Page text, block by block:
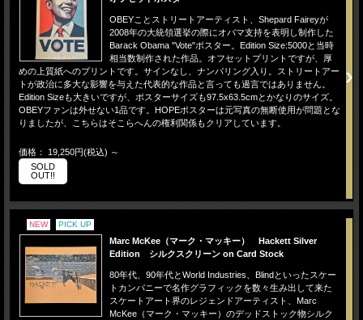
OBEYことストリートアーティスト、Shepard Faireyが
2008年の大統領選挙の際にオバマ支持を表明し制作した
Barack Obama "Vote"ポスター。Edition Size:5000と当時
相当数制作された作品。オフセットプリントですが、厚
めの上質紙へのプリントです。サインなし、ナンバリング入り。ストリートアー
トが政治に多大な影響を与えた代表的な作品と言っても過言ではありません。
Edition Sizeも大きいですが、ポスターサイズも97.5x63.5cmとかなりのサイズ。
OBEYファンは外せない1品です。HOPEポスターは元写真の無断使用が問題とな
りましたが、こちらはそこらへんの権利関係もクリアしています。
価格： 19,250円(税込) ～
SOLD
OUT!!
NEW PICK UP
Marc McKee（マーク・マッキー） Hackett Silver
Edition シルクスクリーン on Card Stock
80年代、90年代とWorld Industries、Blindといったスケー
トカンパニーで名作グラフィックを数々生み出して来た
スケートアート界のレジェンドアーティスト、Marc
McKee（マーク・マッキー）のデッドストック物シルク